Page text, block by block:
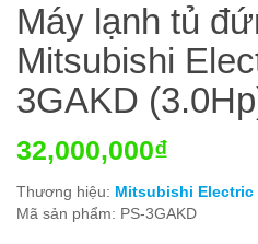
Máy lạnh tủ
Mitsubishi
3GAKD
32,000,000₫
Thương hiệu: Mitsubishi Electric
Mã sản phẩm: PS-3GAKD